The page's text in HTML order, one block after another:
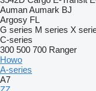
AumanAumark BJ
Argosy FL
G series M series X
C-series
300 500 700 Ranger
Howo
A-series
A7